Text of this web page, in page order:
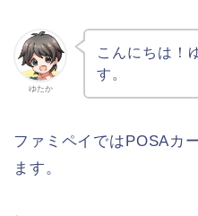
ゆたか
こんにちは！
す。
ファミペイではPOSAカ
ます。